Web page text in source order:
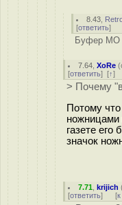
8.43
[ответить]
Буфер МО
7.64 ,XoRe (
[ответить] [↑]
> Почему
Потому
ножницами
газете
значок
7.71 ,krijich
[ответить] [